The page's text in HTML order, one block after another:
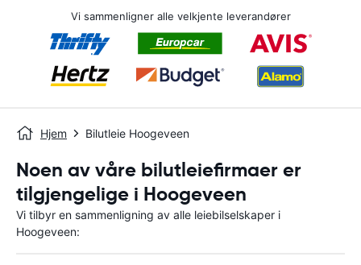
Vi sammenligner alle velkjente leverandører
Hjem Bilutleie Hoogeveen
Noen av våre bilutleiefirmaer er
tilgjengelige i Hoogeveen
Vi tilbyr en sammenligning av alle leiebilselskaper i
Hoogeveen: